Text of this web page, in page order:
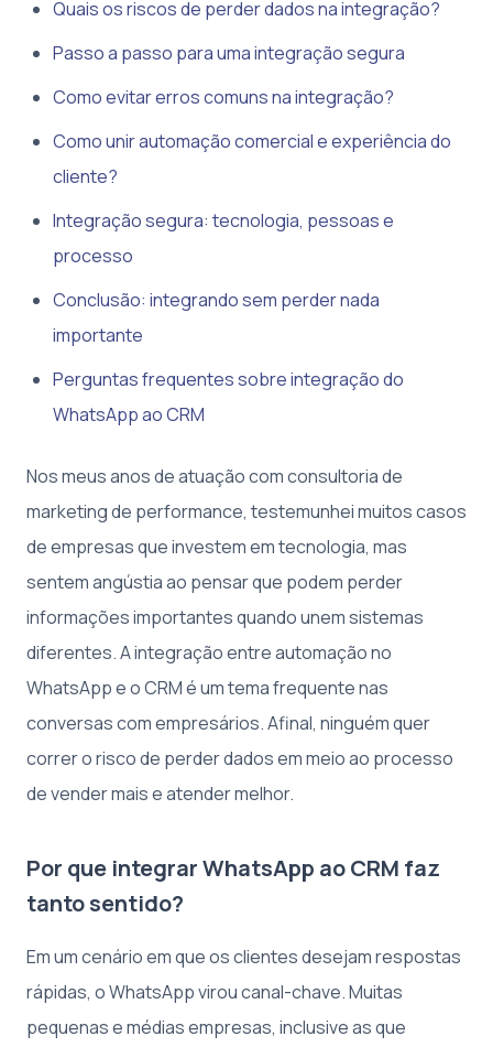
Quais os riscos de perder dados na integração?
Passo a passo para uma integração segura
Como evitar erros comuns na integração?
Como unir automação comercial e experiência do
cliente?
Integração segura: tecnologia, pessoas e
processo
Conclusão: integrando sem perder nada
importante
Perguntas frequentes sobre integração do
WhatsApp ao CRM
Nos meus anos de atuação com consultoria de
marketing de performance, testemunhei muitos casos
de empresas que investem em tecnologia, mas
sentem angústia ao pensar que podem perder
informações importantes quando unem sistemas
diferentes. A integração entre automação no
WhatsApp e o CRM é um tema frequente nas
conversas com empresários. Afinal, ninguém quer
correr o risco de perder dados em meio ao processo
de vender mais e atender melhor.
Por que integrar WhatsApp ao CRM faz
tanto sentido?
Em um cenário em que os clientes desejam respostas
rápidas, o WhatsApp virou canal-chave. Muitas
pequenas e médias empresas, inclusive as que